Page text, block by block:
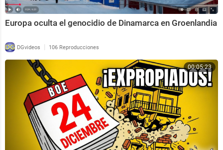
Europa oculta el genocidio de Dinamarca en Groenlandia
DGvideos | 106 Reproducciones
00:05:23